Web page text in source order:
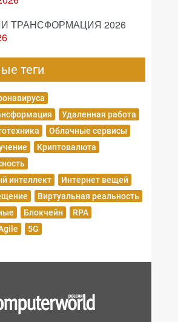
ТРАНСФОРМАЦИЯ 2026
теги
Удаленная работа
Облачные сервисы
Криптовалюта
интеллект
Интернет вещей
Виртуальная реальность
Блокчейн
RPA
5G